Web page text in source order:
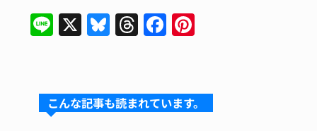
Li
X
Bl
s
k
T
a
d
F
e
b
e
st
こんな記事も読まれています。